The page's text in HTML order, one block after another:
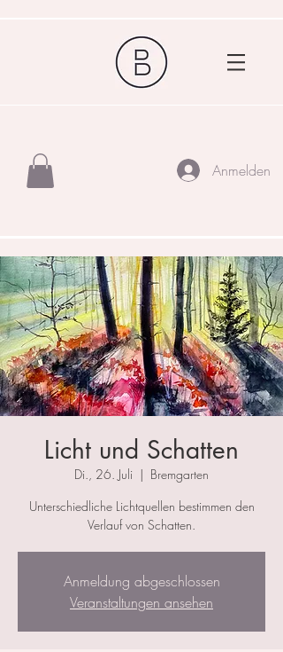
Anmelden
Licht und Schatten
Di., 26. Juli
  |
Bremgarten
Unterschiedliche Lichtquellen bestimmen den
Verlauf von Schatten.
Anmeldung abgeschlossen
Veranstaltungen ansehen